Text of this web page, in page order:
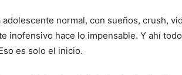
adolescente normal, con sueños, crush,
inofensivo hace lo impensable. Y ahí
es solo el inicio.